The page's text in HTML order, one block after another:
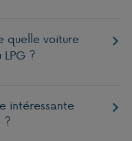
quelle voiture
?
intéressante
?